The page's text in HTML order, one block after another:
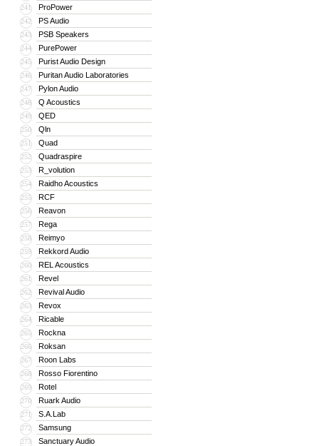
241 ProPower
242 PS Audio
243 PSB Speakers
244 PurePower
245 Purist Audio Design
246 Puritan Audio Laboratories
247 Pylon Audio
248 Q Acoustics
249 QED
250 Qln
251 Quad
252 Quadraspire
253 R_volution
254 Raidho Acoustics
255 RCF
256 Reavon
257 Rega
258 Reimyo
259 Rekkord Audio
260 REL Acoustics
261 Revel
262 Revival Audio
263 Revox
264 Ricable
265 Rockna
266 Roksan
267 Roon Labs
268 Rosso Fiorentino
269 Rotel
270 Ruark Audio
271 S.A.Lab
272 Samsung
273 Sanctuary Audio